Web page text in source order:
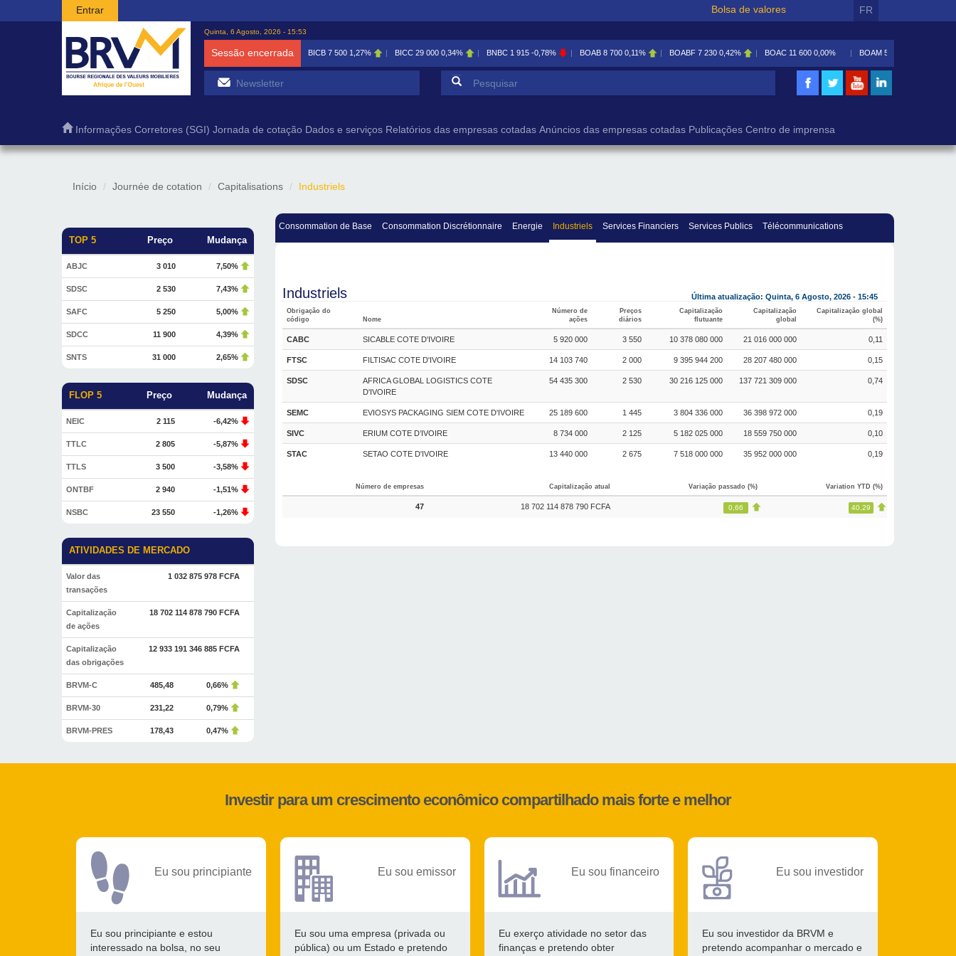
Passar para o conteúdo principal
Entrar Bolsa de valores FR
Quinta, 6 Agosto, 2026 - 15:53
Sessão encerrada BICB 7 500 1,27% BICC 29 000 0,34% BNBC 1 915 -0,78% BOAB 8 700 0,11% BOABF 7 230 0,42% BOAC 11 600 0,00% BOAM 5 585
Formulário de pesquisa
Informações Corretores (SGI) Jornada de cotação Dados e serviços Relatórios das empresas cotadas Anúncios das empresas cotadas Publicações Centro de imprensa
Início Journée de cotation Capitalisations Industriels
TOP 5 Preço Mudança
ABJC 3 010 7,50%
SDSC 2 530 7,43%
SAFC 5 250 5,00%
SDCC 11 900 4,39%
SNTS 31 000 2,65%
FLOP 5 Preço Mudança
NEIC 2 115 -6,42%
TTLC 2 805 -5,87%
TTLS 3 500 -3,58%
ONTBF 2 940 -1,51%
NSBC 23 550 -1,26%
ATIVIDADES DE MERCADO
Valor das
transações
1 032 875 978 FCFA
Capitalização
de ações
18 702 114 878 790 FCFA
Capitalização
das obrigações
12 933 191 346 885 FCFA
BRVM-C 485,48 0,66%
BRVM-30 231,22 0,79%
BRVM-PRES 178,43 0,47%
Consommation de Base Consommation Discrétionnaire Energie Industriels Services Financiers Services Publics Télécommunications
Industriels Última atualização: Quinta, 6 Agosto, 2026 - 15:45
Obrigação do
código
Nome
Número de
ações
Preços
diários
Capitalização
flutuante
Capitalização
global
Capitalização global
(%)
CABC SICABLE COTE D'IVOIRE 5 920 000 3 550 10 378 080 000 21 016 000 000 0,11
FTSC FILTISAC COTE D'IVOIRE 14 103 740 2 000 9 395 944 200 28 207 480 000 0,15
SDSC
AFRICA GLOBAL LOGISTICS COTE
D'IVOIRE
54 435 300 2 530 30 216 125 000 137 721 309 000 0,74
SEMC EVIOSYS PACKAGING SIEM COTE D'IVOIRE 25 189 600 1 445 3 804 336 000 36 398 972 000 0,19
SIVC ERIUM COTE D’IVOIRE 8 734 000 2 125 5 182 025 000 18 559 750 000 0,10
STAC SETAO COTE D'IVOIRE 13 440 000 2 675 7 518 000 000 35 952 000 000 0,19
Número de empresas Capitalização atual Variação passado (%) Variation YTD (%)
47 18 702 114 878 790 FCFA 0,66 40,29
Investir para um crescimento econômico compartilhado mais forte e melhor
Eu sou principiante
Eu sou principiante e estou
interessado na bolsa, no seu
Eu sou emissor
Eu sou uma empresa (privada ou
pública) ou um Estado e pretendo
Eu sou financeiro
Eu exerço atividade no setor das
finanças e pretendo obter
Eu sou investidor
Eu sou investidor da BRVM e
pretendo acompanhar o mercado e